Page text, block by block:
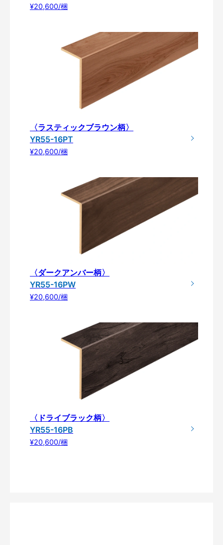
¥20,600/梱
〈ラスティックブラウン柄〉
YR55-16PT
¥20,600/梱
〈ダークアンバー柄〉
YR55-16PW
¥20,600/梱
〈ドライブラック柄〉
YR55-16PB
¥20,600/梱